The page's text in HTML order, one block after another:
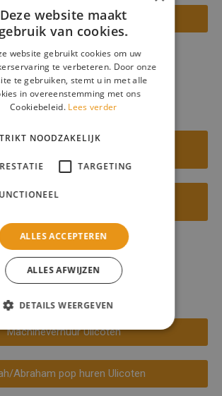
Stoelen/tafels huren Turnhout
Alphen-Chaam
Evenementenverhuur
Machineverhuur
Ulicoten
Machineverhuur Ulicoten
Abraham pop huren Ulicoten
Deze website maakt
gebruik van cookies.
website gebruikt cookies om uw
te verbeteren. Door onze
te gebruiken, stemt u in met alle
in overeenstemming met ons
Cookiebeleid. Lees verder
NOODZAKELIJK
TARGETING
ALLES ACCEPTEREN
ALLES AFWIJZEN
DETAILS WEERGEVEN